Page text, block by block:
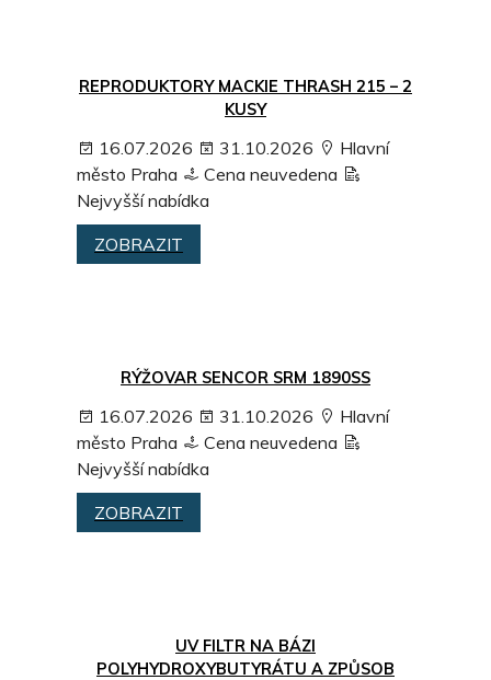
REPRODUKTORY MACKIE THRASH 215 – 2
KUSY
16.07.2026 31.10.2026
Hlavní
město Praha
Cena neuvedena
Nejvyšší nabídka
ZOBRAZIT
RÝŽOVAR SENCOR SRM 1890SS
16.07.2026 31.10.2026
Hlavní
město Praha
Cena neuvedena
Nejvyšší nabídka
ZOBRAZIT
UV FILTR NA BÁZI
POLYHYDROXYBUTYRÁTU A ZPŮSOB